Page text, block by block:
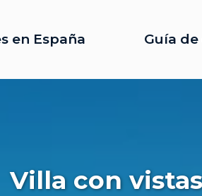
en España Guía
Villa con